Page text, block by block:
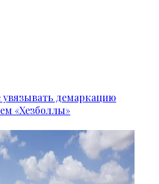
увязывать демаркацию
«Хезболлы»